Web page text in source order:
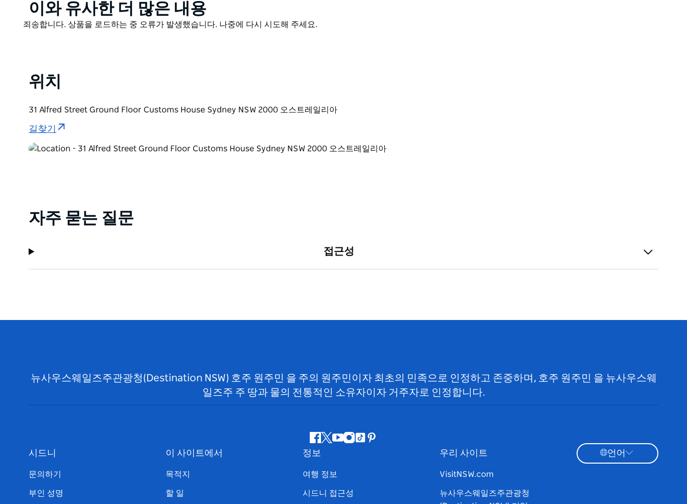
빨간 셔츠를 입은 자원 봉사 시드니 대사들을 눈여겨보세요. 그들은 서큘러 키(Circular Quay)와 록스
(The Rocks) 거리를 돌아다니며 시드니의 볼거리와 할거리에 대한 정보와 조언을 제공합니다.
Product
List
이와 유사한 더 많은 내용
Product
죄송합니다. 상품을 로드하는 중 오류가 발생했습니다. 나중에 다시 시도해 주세요.
위치
31 Alfred Street Ground Floor Customs House Sydney NSW 2000 오스트레일리아
길찾기
자주 묻는 질문
접근성
뉴사우스웨일즈주관광청(Destination NSW) 호주 원주민 을 주의 원주민이자 최초의 민족으로 인정하고 존중하며, 호주 원주민 을 뉴사우스웨
일즈주 주 땅과 물의 전통적인 소유자이자 거주자로 인정합니다.
페
이
지 유 인
램
틱
핀
시드니
문의하기
부인 성명
이 사이트에서
목적지
할 일
정보
여행 정보
시드니 접근성
우리 사이트
VisitNSW.com
뉴사우스웨일즈주관광청
언어